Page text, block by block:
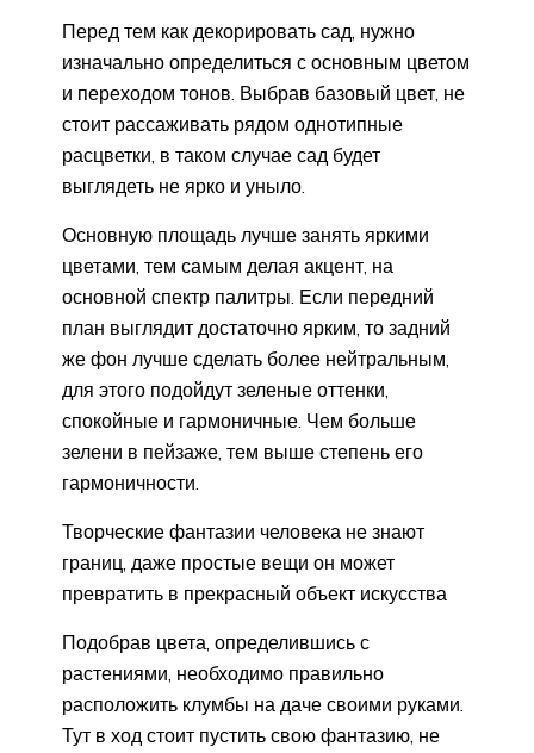
Перед тем как декорировать сад, нужно
изначально определиться с основным цветом
и переходом тонов. Выбрав базовый цвет, не
стоит рассаживать рядом однотипные
расцветки, в таком случае сад будет
выглядеть не ярко и уныло.
Основную площадь лучше занять яркими
цветами, тем самым делая акцент, на
основной спектр палитры. Если передний
план выглядит достаточно ярким, то задний
же фон лучше сделать более нейтральным,
для этого подойдут зеленые оттенки,
спокойные и гармоничные. Чем больше
зелени в пейзаже, тем выше степень его
гармоничности.
Творческие фантазии человека не знают
границ, даже простые вещи он может
превратить в прекрасный объект искусства
Подобрав цвета, определившись с
растениями, необходимо правильно
расположить клумбы на даче своими руками.
Тут в ход стоит пустить свою фантазию, не